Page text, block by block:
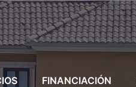
FINANCIACIÓN